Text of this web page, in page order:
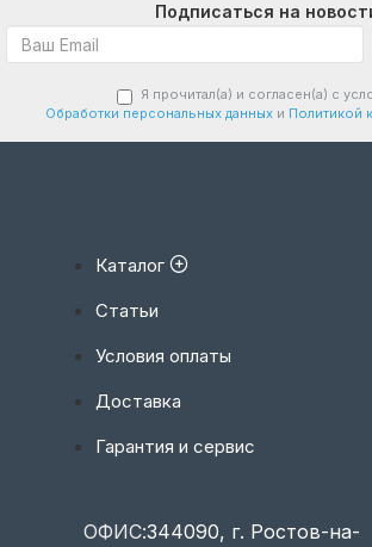
Подписаться на
Я прочитал(а) и согласен(а) с
Обработки персональных данныхи Политикой
Каталог
Статьи
Условия оплаты
Доставка
Гарантия и сервис
ОФИС:344090, г. Ростов-на-